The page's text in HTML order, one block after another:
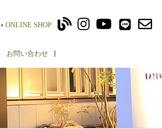
ONLINE SHOP
お問い合わせ